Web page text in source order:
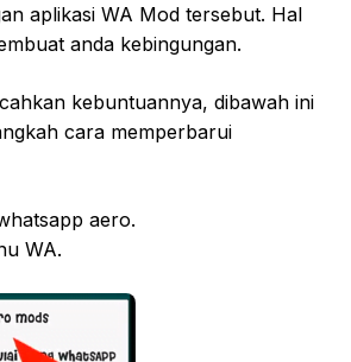
aplikasi WA Mod tersebut. Hal
anda kebingungan.
kebuntuannya, dibawah ini
cara memperbarui
aero.
WA.